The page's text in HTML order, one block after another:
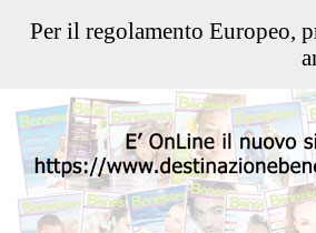
Per il regolamento Europeo,